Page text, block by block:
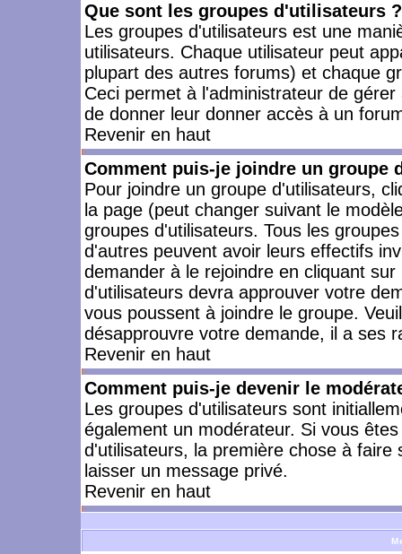
Que sont les groupes d'utilisateurs ?
Les groupes d'utilisateurs est une
utilisateurs. Chaque utilisateur peut
plupart des autres forums) et chaque
Ceci permet à l'administrateur de
de donner leur donner accès à un
Revenir en haut
Comment puis-je joindre un groupe
Pour joindre un groupe d'utilisateurs,
la page (peut changer suivant le
groupes d'utilisateurs. Tous les
d'autres peuvent avoir leurs effectifs
demander à le rejoindre en cliquant
d'utilisateurs devra approuver votre
vous poussent à joindre le groupe.
désapprouvre votre demande, il a ses
Revenir en haut
Comment puis-je devenir le
Les groupes d'utilisateurs sont
également un modérateur. Si vous
d'utilisateurs, la première chose à
laisser un message privé.
Revenir en haut